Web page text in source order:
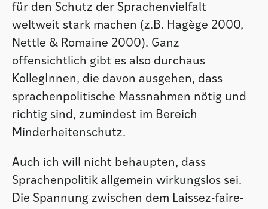
für den Schutz der Sprachenvielfalt
weltweit stark machen (z.B. Hagège 2000,
Nettle & Romaine 2000). Ganz
offensichtlich gibt es also durchaus
KollegInnen, die davon ausgehen, dass
sprachenpolitische Massnahmen nötig und
richtig sind, zumindest im Bereich
Minderheitenschutz.
Auch ich will nicht behaupten, dass
Sprachenpolitik allgemein wirkungslos sei.
Die Spannung zwischen dem Laissez-faire-